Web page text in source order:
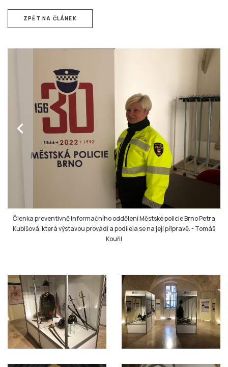
ZPĚT NA ČLÁNEK
chevron_left
Členka preventivně informačního oddělení Městské policie Brno Petra
Kubišová, která výstavou provádí a podílela se na její přípravě.-Tomáš
Kouřil